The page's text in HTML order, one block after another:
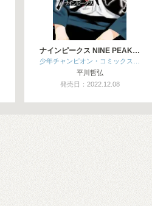
ナインピークス NINE PEAK…
少年チャンピオン・コミックス…
平川哲弘
発売日：2022.12.08